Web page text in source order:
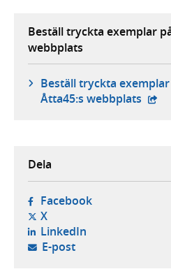
Beställ tryckta exemplar
webbplats
Beställ tryckta
Åtta45:s webbplats -
Dela
Facebook- öppnas i ny
X- öppnas i ny flik,
LinkedIn- öppnas i ny
E-post- öppnar din e-